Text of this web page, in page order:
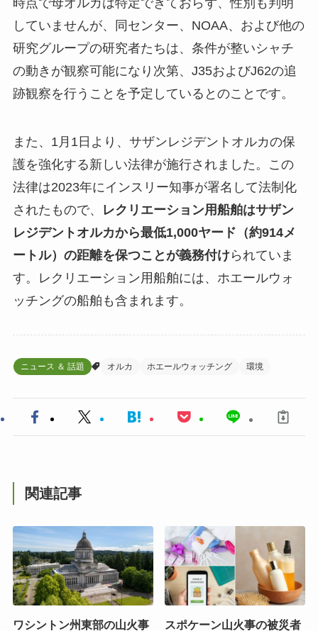
していませんが、同センター、NOAA、および他の
研究グループの研究者たちは、条件が整いシャチ
の動きが観察可能になり次第、J35およびJ62の追
跡観察を行うことを予定しているとのことです。
また、1月1日より、サザンレジデントオルカの保
護を強化する新しい法律が施行されました。この
法律は2023年にインスリー知事が署名して法制化
されたもので、
レクリエーション用船舶はサザン
レジデントオルカから最低1,000ヤード（約914メ
ートル）の距離を保つことが義務付けられていま
す。レクリエーション用船舶には、ホエールウォ
ッチングの船舶も含まれます。
ニュース ＆ 話題 オルカ ホエールウォッチング 環境
関連記事
ワシントン州東部の山火事 スポケーン山火事の被災者